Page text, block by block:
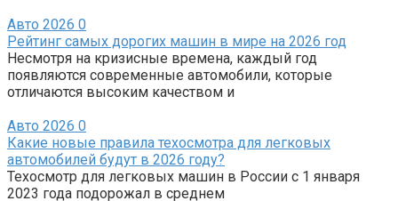
Авто 2026 0
Рейтинг самых дорогих машин в мире на 2026 год
Несмотря на кризисные времена, каждый год
появляются современные автомобили, которые
отличаются высоким качеством и
Авто 2026 0
Какие новые правила техосмотра для легковых
автомобилей будут в 2026 году?
Техосмотр для легковых машин в России с 1 января
2023 года подорожал в среднем